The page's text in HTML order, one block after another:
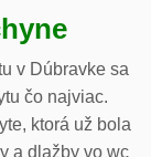
v Dúbravke sa
čo najviac.
ktorá už bola
a dlažby vo wc